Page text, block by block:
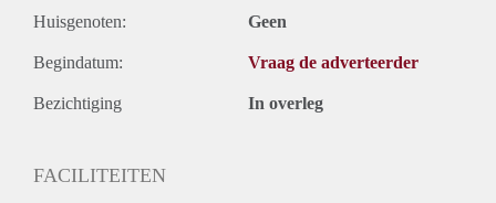
Huisgenoten: Geen
Begindatum: Vraag de adverteerder
Bezichtiging In overleg
FACILITEITEN